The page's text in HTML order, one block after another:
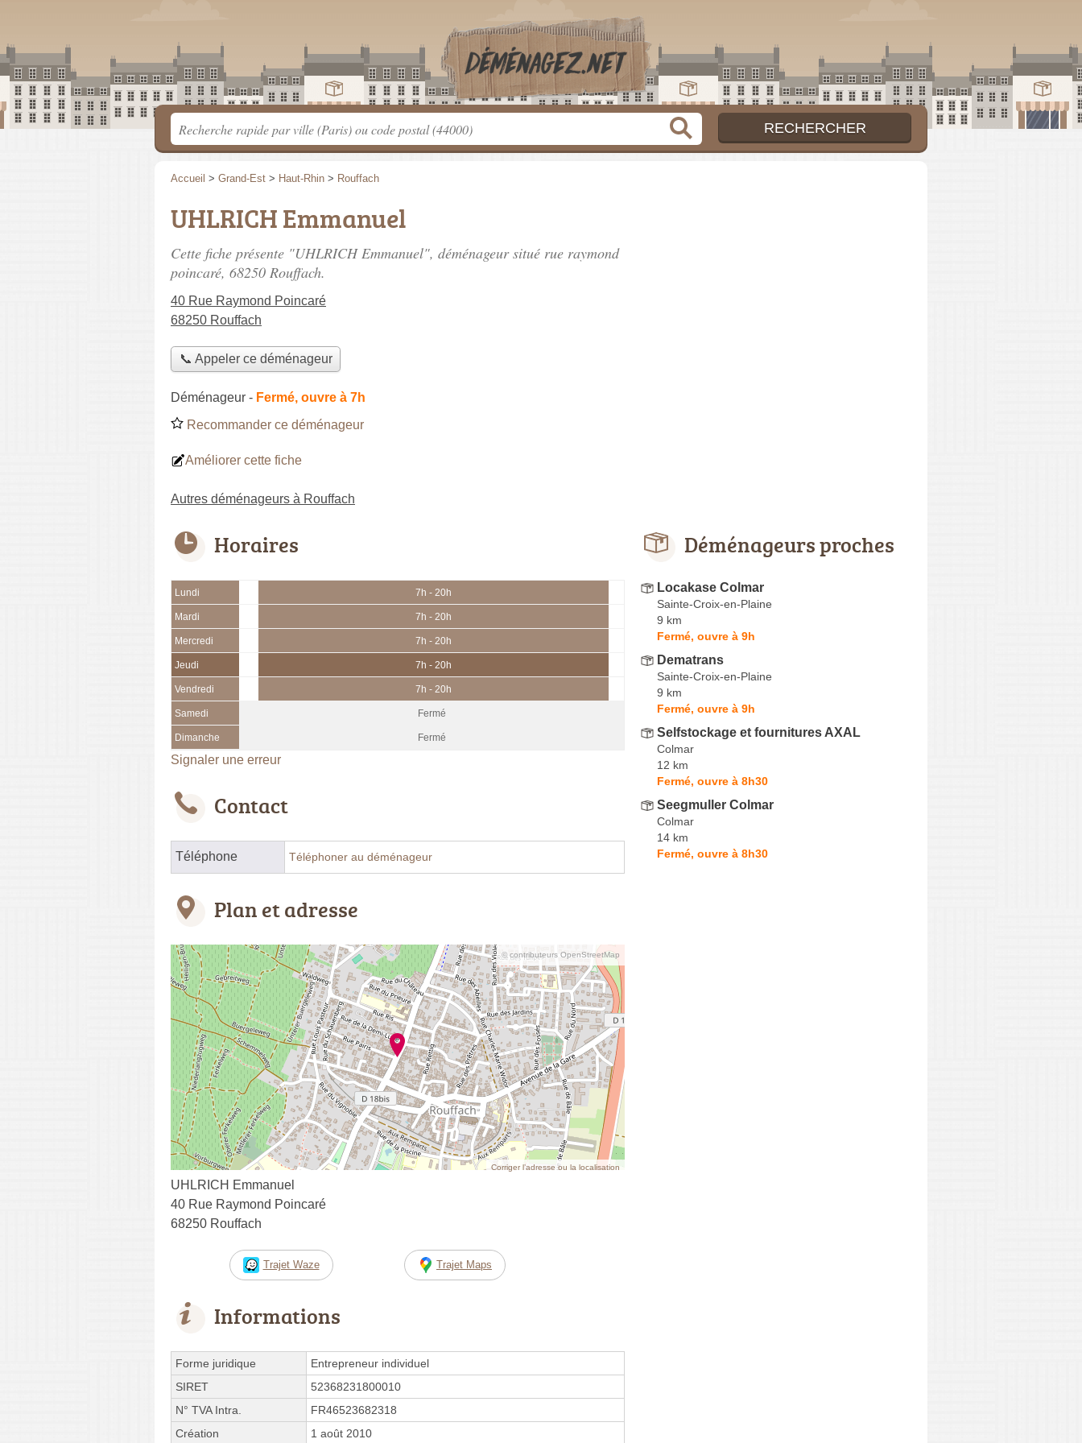
Accueil > Grand-Est > Haut-Rhin > Rouffach
UHLRICH Emmanuel
Cette fiche présente "UHLRICH Emmanuel", déménageur situé rue raymond
poincaré, 68250 Rouffach.
40 Rue Raymond Poincaré
68250 Rouffach
📞 Appeler ce déménageur
Déménageur - Fermé, ouvre à 7h
Recommander ce déménageur
Améliorer cette fiche
Autres déménageurs à Rouffach
Horaires
Lundi 7h - 20h
Mardi 7h - 20h
Mercredi 7h - 20h
Jeudi 7h - 20h
Vendredi 7h - 20h
Samedi Fermé
Dimanche Fermé
Signaler une erreur
Contact
Téléphone Téléphoner au déménageur
Plan et adresse
© contributeurs OpenStreetMap
Corriger l’adresse ou la localisation
UHLRICH Emmanuel
40 Rue Raymond Poincaré
68250 Rouffach
Trajet Waze Trajet Maps
Informations
Forme juridique
Entrepreneur individuel
SIRET
52368231800010
N° TVA Intra.
FR46523682318
Création
1 août 2010
Déménageurs proches
Locakase Colmar
Sainte-Croix-en-Plaine
9 km
Fermé, ouvre à 9h
Dematrans
Sainte-Croix-en-Plaine
9 km
Fermé, ouvre à 9h
Selfstockage et fournitures AXAL
Colmar
12 km
Fermé, ouvre à 8h30
Seegmuller Colmar
Colmar
14 km
Fermé, ouvre à 8h30